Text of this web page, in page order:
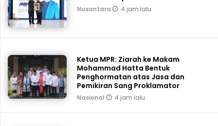
Nusantara 4 jam lalu
Ketua MPR: Ziarah ke Makam
Mohammad Hatta Bentuk
Penghormatan atas Jasa dan
Pemikiran Sang Proklamator
Nasional 4 jam lalu